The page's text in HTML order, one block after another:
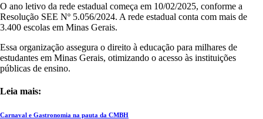
O ano letivo da rede estadual começa em 10/02/2025, conforme a
Resolução SEE Nº 5.056/2024. A rede estadual conta com mais de
3.400 escolas em Minas Gerais.
Essa organização assegura o direito à educação para milhares de
estudantes em Minas Gerais, otimizando o acesso às instituições
públicas de ensino.
Leia mais:
Carnaval e Gastronomia na pauta da CMBH